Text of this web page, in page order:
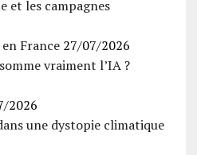
et les campagnes
France 27/07/2026
vraiment l’IA ?
2026
une dystopie climatique